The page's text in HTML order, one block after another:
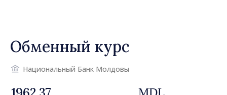
движется в правильном
направлении»
Обменный курс
Национальный Банк Молдовы